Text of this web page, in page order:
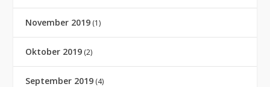
November 2019 (1)
Oktober 2019 (2)
September 2019 (4)